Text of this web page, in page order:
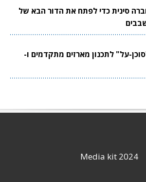
סינית כדי לפתח את הדור הבא של
על" לתכנון מארזים מתקדמים ו-
Media kit 2024